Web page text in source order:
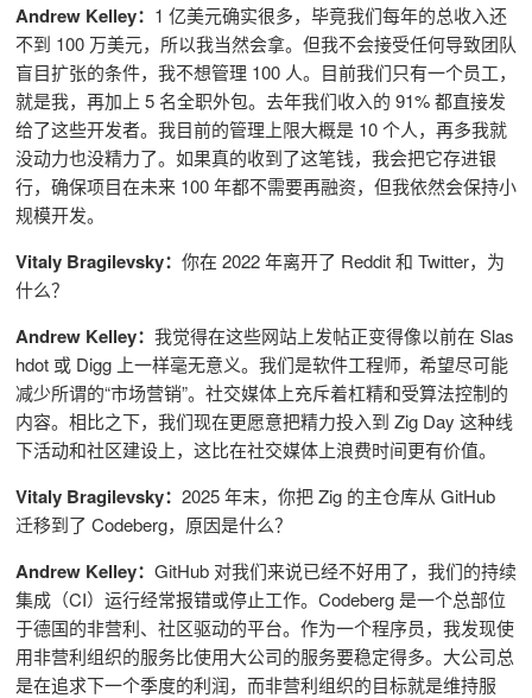
Andrew Kelley： 1 亿美元确实很多，毕竟我们每年的总收入还
不到 100 万美元， 所以我当然会拿。 但我不会接受任何导致团队
盲目扩张的条件， 我不想管理 100 人。目前我们只有一个员工，
就是我，再加上 5 名全职外包。去年我们收入的 91% 都直接发
给了这些开发者。我目前的管理上限大概是 10 个人，再多我就
没动力也没精力了。 如果真的收到了这笔钱，我会把它存进银
行，确保项目在未来 100 年都不需要再融资，但我依然会保持小
规模开发。
Vitaly Bragilevsky： 你在 2022 年离开了 Reddit 和 Twitter，为
什么？
Andrew Kelley： 我觉得在这些网站上发帖正变得像以前在 Slas
hdot 或 Digg 上一样毫无意义。我们是软件工程师，希望尽可能
减少所谓的“市场营销”。社交媒体上充斥着杠精和受算法控制的
内容。相比之下，我们现在更愿意把精力投入到 Zig Day 这种线
下活动和社区建设上，这比在社交媒体上浪费时间更有价值。
Vitaly Bragilevsky： 2025 年末，你把 Zig 的主仓库从 GitHub
迁移到了 Codeberg，原因是什么？
Andrew Kelley： GitHub 对我们来说已经不好用了， 我们的持续
集成（CI）运行经常报错或停止工作。Codeberg 是一个总部位
于德国的非营利、社区驱动的平台。作为一个程序员，我发现使
用非营利组织的服务比使用大公司的服务要稳定得多。大公司总
是在追求下一个季度的利润，而非营利组织的目标就是维持服